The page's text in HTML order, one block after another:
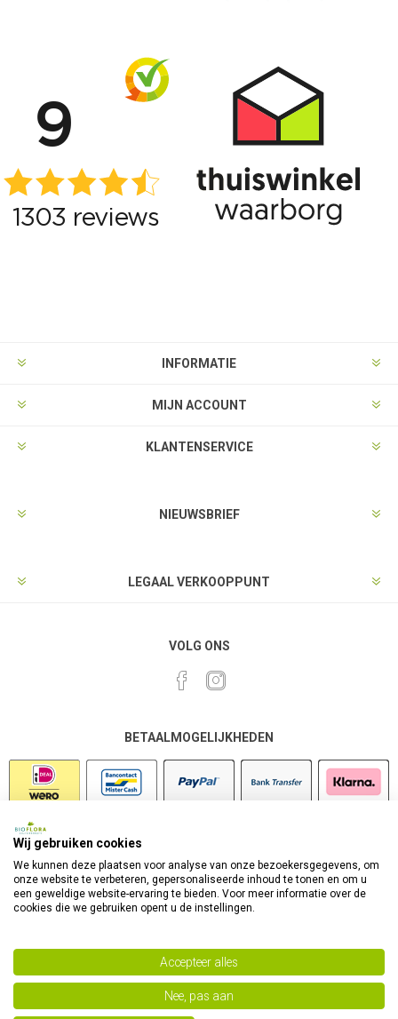
INFORMATIE
MIJN ACCOUNT
KLANTENSERVICE
NIEUWSBRIEF
LEGAAL VERKOOPPUNT
VOLG ONS
BETAALMOGELIJKHEDEN
Powered bynopCommerce
Wij gebruiken cookies
We kunnen deze plaatsen voor analyse van onze bezoekersgegevens, om
onze website te verbeteren, gepersonaliseerde inhoud te tonen en om u
een geweldige website-ervaring te bieden. Voor meer informatie over de
cookies die we gebruiken opent u de instellingen.
Accepteer alles
Nee, pas aan